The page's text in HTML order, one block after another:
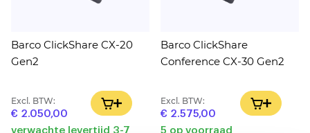
Barco ClickShare CX-20
Gen2
Excl. BTW:
€ 2.050,00
IN WINKELWAGEN
verwachte levertijd 3-7
Barco ClickShare
Conference CX-30 Gen2
Excl. BTW:
€ 2.575,00
IN
5 op voorraad